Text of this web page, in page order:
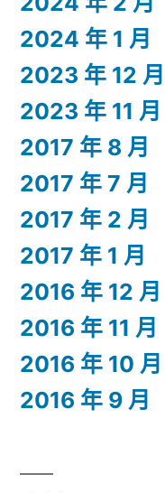
2024 年 1 月
2023 年 12 月
2023 年 11 月
2017 年 8 月
2017 年 7 月
2017 年 2 月
2017 年 1 月
2016 年 12 月
2016 年 11 月
2016 年 10 月
2016 年 9 月